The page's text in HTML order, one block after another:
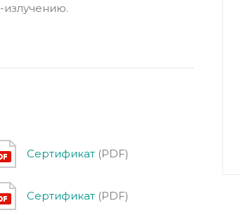
излучению.
Сертификат (PDF)
Сертификат (PDF)